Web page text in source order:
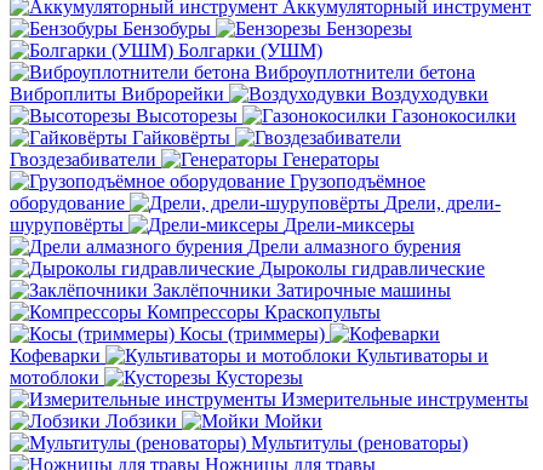
Аккумуляторный инструмент
Бензобуры
Бензорезы
Болгарки (УШМ)
Виброуплотнители бетона
Виброплиты Виброрейки
Воздуходувки
Высоторезы
Газонокосилки
Гайковёрты
Гвоздезабиватели
Генераторы
Грузоподъёмное
оборудование
Дрели, дрели-
шуруповёрты
Дрели-миксеры
Дрели алмазного бурения
Дыроколы гидравлические
Заклёпочники Затирочные машины
Компрессоры Краскопульты
Косы (триммеры)
Кофеварки
Культиваторы и
мотоблоки
Кусторезы
Измерительные инструменты
Лобзики
Мойки
Мультитулы (реноваторы)
Ножницы для травы